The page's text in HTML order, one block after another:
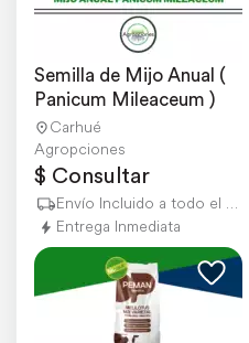
Semilla de Mijo Anual (
Panicum Mileaceum )
Carhué
Agropciones
$ Consultar
Envío Incluido a todo el país
Entrega Inmediata